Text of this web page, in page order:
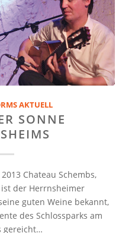
AKTUELL
SONNE
Chateau Schembs,
der Herrnsheimer
guten Weine bekannt,
des Schlossparks am
gereicht…